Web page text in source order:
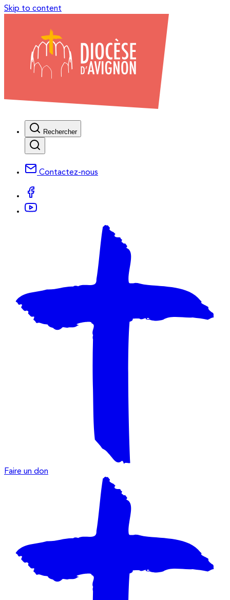
Skip to content
Rechercher
Contactez-nous
Faire un don